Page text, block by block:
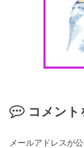
コメント
メールアドレスが